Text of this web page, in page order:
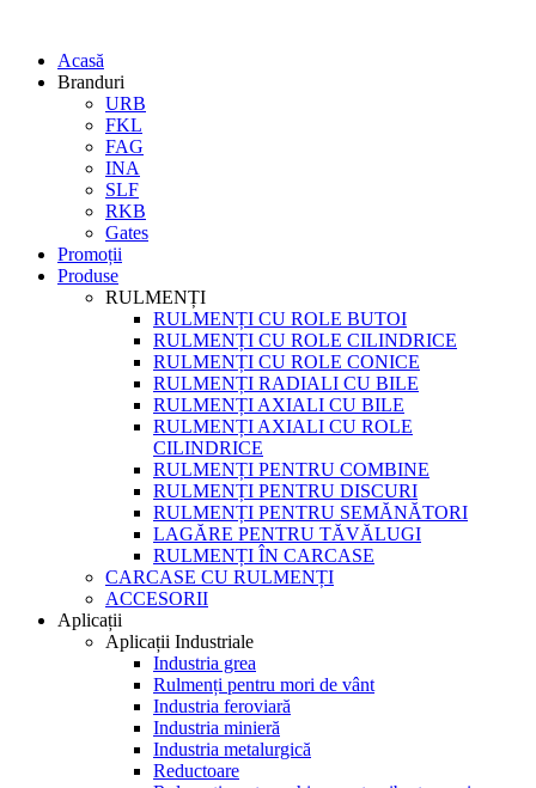
Acasă
Branduri
URB
FKL
FAG
INA
SLF
RKB
Gates
Promoții
Produse
RULMENȚI
RULMENȚI CU ROLE BUTOI
RULMENȚI CU ROLE CILINDRICE
RULMENȚI CU ROLE CONICE
RULMENȚI RADIALI CU BILE
RULMENȚI AXIALI CU BILE
RULMENȚI AXIALI CU ROLE
CILINDRICE
RULMENȚI PENTRU COMBINE
RULMENȚI PENTRU DISCURI
RULMENȚI PENTRU SEMĂNĂTORI
LAGĂRE PENTRU TĂVĂLUGI
RULMENȚI ÎN CARCASE
CARCASE CU RULMENȚI
ACCESORII
Aplicații
Aplicații Industriale
Industria grea
Rulmenți pentru mori de vânt
Industria feroviară
Industria minieră
Industria metalurgică
Reductoare